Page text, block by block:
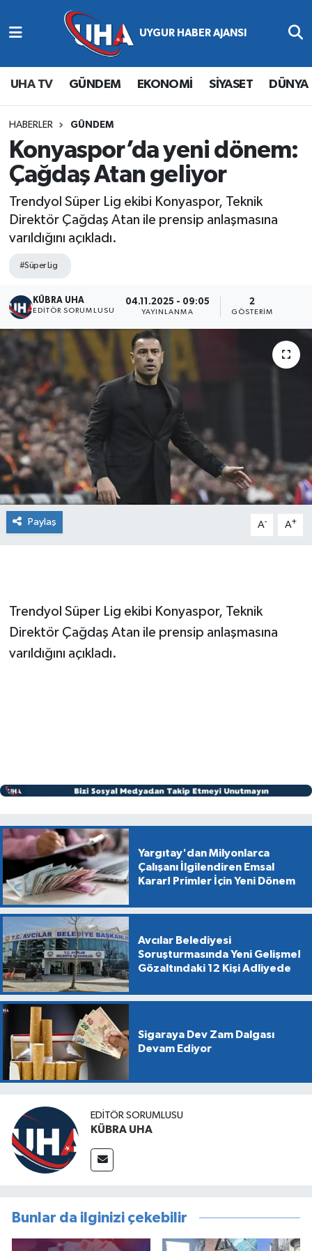
UHA TV GÜNDEM EKONOMİ SİYASET DÜNYA
HABERLER GÜNDEM
Konyaspor’da yeni dönem:
Çağdaş Atan geliyor
Trendyol Süper Lig ekibi Konyaspor, Teknik
Direktör Çağdaş Atan ile prensip anlaşmasına
varıldığını açıkladı.
#Süper Lig
KÜBRA UHA
EDİTÖR SORUMLUSU
04.11.2025 - 09:05
YAYINLANMA
2
GÖSTERIM
Paylaş A- A+
Trendyol Süper Lig ekibi Konyaspor, Teknik
Direktör Çağdaş Atan ile prensip anlaşmasına
varıldığını açıkladı.
Yargıtay'dan Milyonlarca
Çalışanı İlgilendiren Emsal
Karar! Primler İçin Yeni Dönem
Avcılar Belediyesi
Soruşturmasında Yeni Gelişme!
Gözaltındaki 12 Kişi Adliyede
Sigaraya Dev Zam Dalgası
Devam Ediyor
EDİTÖR SORUMLUSU
KÜBRA UHA
Bunlar da ilginizi çekebilir
Abone Ol
Gündem
Ekonomi
Magazin
Siyaset
Spor
Yaşam
Nöbetçi Eczaneler
Hava Durumu
Namaz Vakitleri
Trafik Durumu
Süper Lig Puan Durumu ve Fikstür
Tüm Manşetler
Son Dakika Haberleri
Haber Arşivi